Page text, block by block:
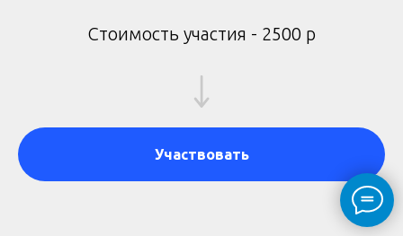
Стоимость участия - 2500 р
Участвовать